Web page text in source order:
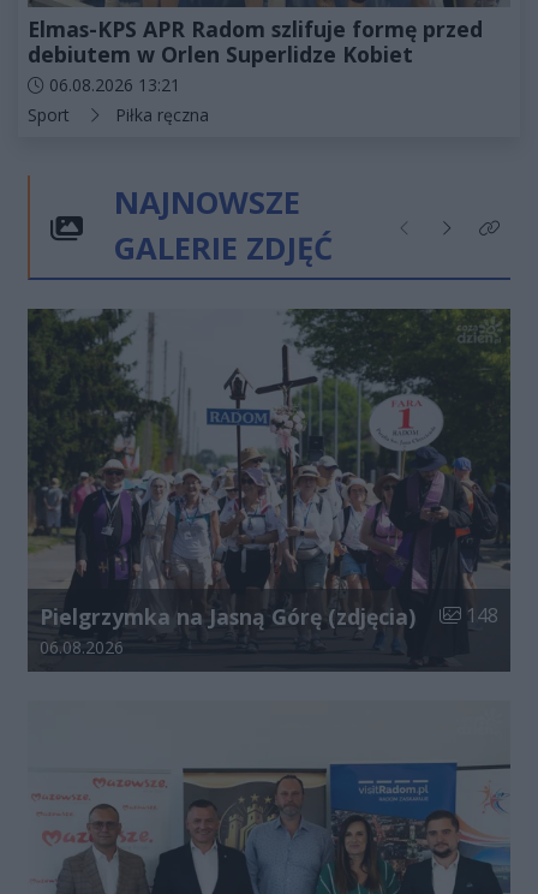
Elmas-KPS APR Radom szlifuje formę przed
debiutem w Orlen Superlidze Kobiet
Data dodania artykułu:
06.08.2026 13:21
Kategorie artykułu:
Sport Piłka ręczna
NAJNOWSZE
GALERIE ZDJĘĆ
Poprzednie
NastępneKliknij
Pielgrzymka na Jasną Górę (zdjęcia) Liczba
148
Data dodania galerii:
06.08.2026